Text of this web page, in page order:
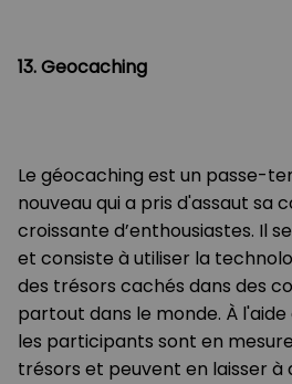
13. Geocaching
Le géocaching est un passe-
nouveau qui a pris d'assaut sa
croissante d’enthousiastes. Il
et consiste à utiliser la
des trésors cachés dans des
partout dans le monde. À l'aide
les participants sont en
trésors et peuvent en laisser à